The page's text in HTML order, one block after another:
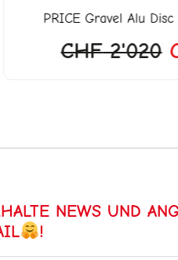
PRICEGravel Alu Disc
CHF2'020
NEWS UND
!